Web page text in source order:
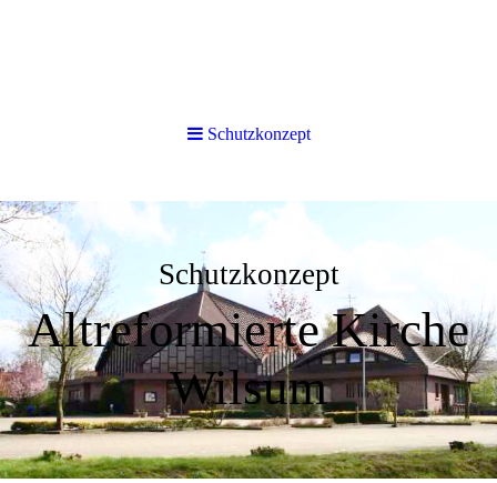
Schutzkonzept
Altreformierte Kirche
Wilsum
Schutzkonzept